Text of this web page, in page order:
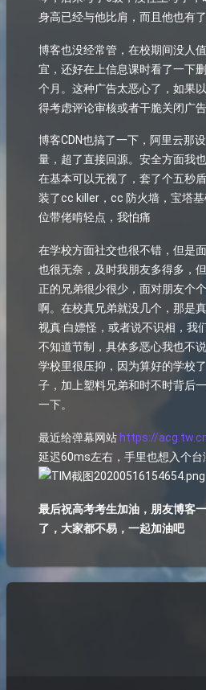
身高已经与他比肩，而且他也有
博客也没经常管，在校期间没人
宜，还好在上信息课时看了一下
个月。这种广告太恶心了，如果
得考虑评论审核或者干脆关闭广告
博客CDN也搞了一下，阿里云那
量，超了直接回源。安全方面我
在基本可以无视了，套了个五秒
装了cc killer，cc 防火墙，宝塔
位带佬啃轻点，我怕痛
在学校方面社交也很不错，但是
也很无奈，及时我朋友多得多，
正的兄弟很少很少，面对朋友个
啊。在校真兄弟就没几个，那是
视真·白嫖怪，或者说不识相，我
不知道节制，具体多恶心我也不
学校里很压抑，因为算好的学校
子，加上塑料兄弟和时不时背后
一下。
最近给弹幕网站 https://
延迟60ms左右，手里也想入个台
最后祝高考考生加油，朋友博客
了，大家都不易，一起加油吧